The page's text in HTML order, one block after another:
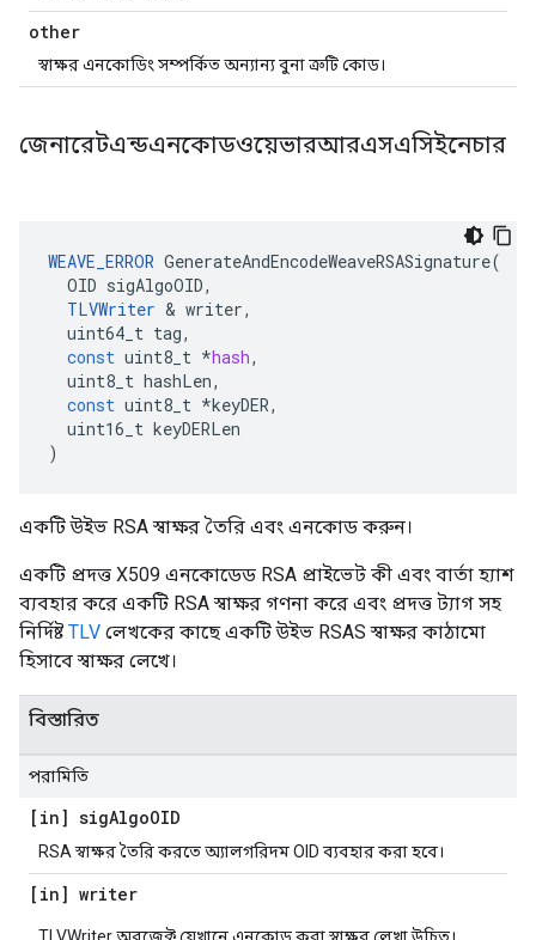
other
স্বাক্ষর এনকোডিং সম্পর্কিত অন্যান্য বুনা ত্রুটি কোড।
জেনারেটএন্ডএনকোডওয়েভারআরএসএসিইনেচার
WEAVE_ERROR GenerateAndEncodeWeaveRSASignature(
OID sigAlgoOID,
TLVWriter & writer,
uint64_t tag,
const uint8_t *hash,
uint8_t hashLen,
const uint8_t *keyDER,
uint16_t keyDERLen
)
একটি উইভ RSA স্বাক্ষর তৈরি এবং এনকোড করুন।
একটি প্রদত্ত X509 এনকোডেড RSA প্রাইভেট কী এবং বার্তা হ্যাশ
ব্যবহার করে একটি RSA স্বাক্ষর গণনা করে এবং প্রদত্ত ট্যাগ সহ
নির্দিষ্টTLV লেখকের কাছে একটি উইভ RSAS স্বাক্ষর কাঠামো
হিসাবে স্বাক্ষর লেখে।
বিস্তারিত
পরামিতি
[in] sigAlgoOID
RSA স্বাক্ষর তৈরি করতে অ্যালগরিদম OID ব্যবহার করা হবে।
[in] writer